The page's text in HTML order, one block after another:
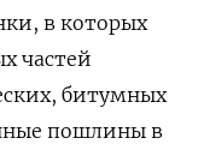
в которых
частей
битумных
пошлины в